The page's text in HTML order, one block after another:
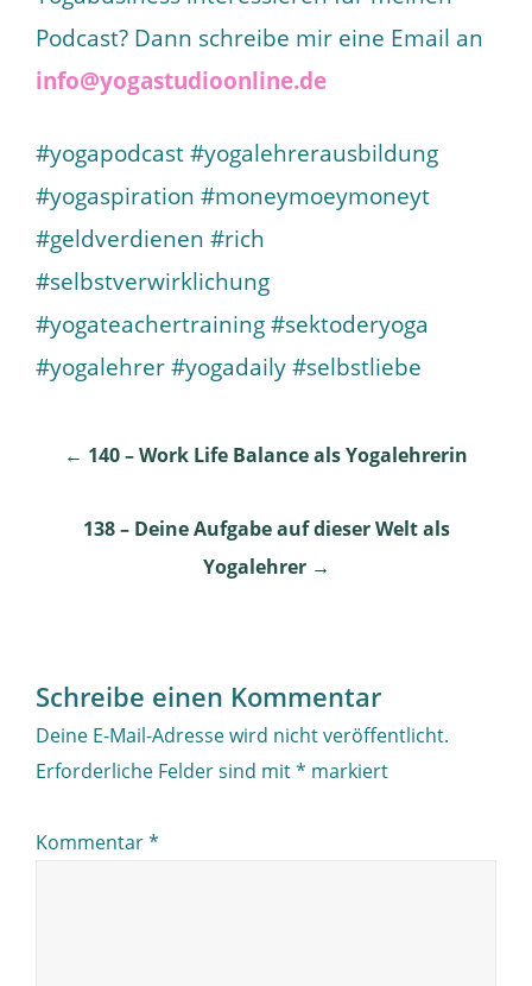
Podcast? Dann schreibe mir eine Email an
info@yogastudioonline.de
#yogapodcast #yogalehrerausbildung
#yogaspiration #moneymoeymoneyt
#geldverdienen #rich
#selbstverwirklichung
#yogateachertraining #sektoderyoga
#yogalehrer #yogadaily #selbstliebe
Post
navigation
← 140 – Work Life Balance als Yogalehrerin
138 – Deine Aufgabe auf dieser Welt als
Yogalehrer →
Schreibe einen Kommentar
Deine E-Mail-Adresse wird nicht veröffentlicht.
Erforderliche Felder sind mit* markiert
Kommentar*